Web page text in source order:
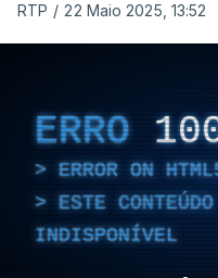
RTP / 22 Maio 2025, 13:52
ERRO
ERROR ON
ESTE
INDISPONÍVEL